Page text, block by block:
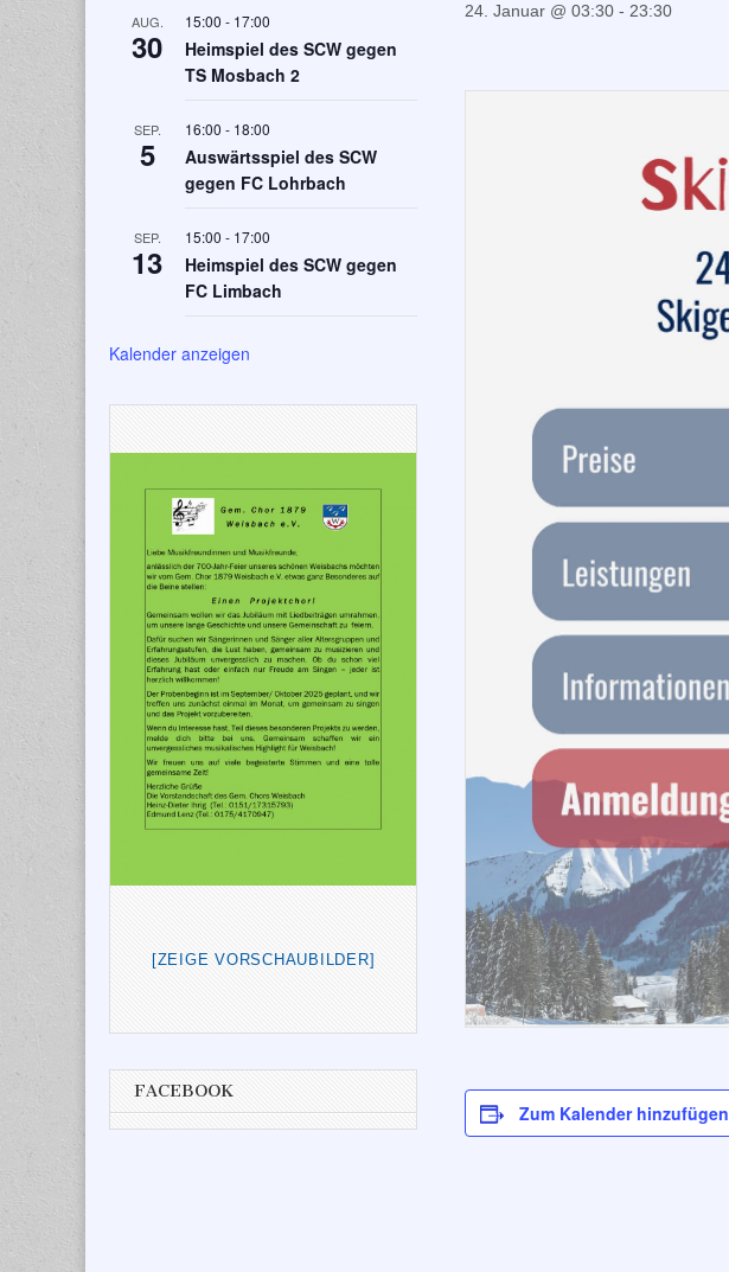
24. Januar @ 03:30 - 23:30
Zum Kalender hinzufügen
AUG.
30
15:00 - 17:00
Heimspiel des SCW gegen
TS Mosbach 2
SEP.
5
16:00 - 18:00
Auswärtsspiel des SCW
gegen FC Lohrbach
SEP.
13
15:00 - 17:00
Heimspiel des SCW gegen
FC Limbach
Kalender anzeigen
[ZEIGE VORSCHAUBILDER]
FACEBOOK